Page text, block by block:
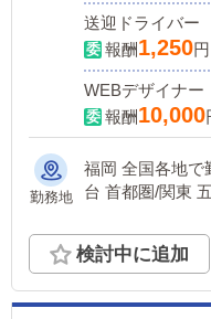
送迎ドライバー
報酬1,250
WEBデザイナー
報酬10,000
勤務地
福岡 全国各地で勤務可能です 北海道/東北 札幌・仙
台 首都圏/関東 五反田・上野・池袋・新宿・横浜・
検討中に追加